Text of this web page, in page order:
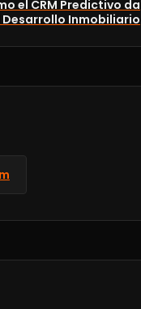
el CRM Predictivo da
Desarrollo Inmobiliario